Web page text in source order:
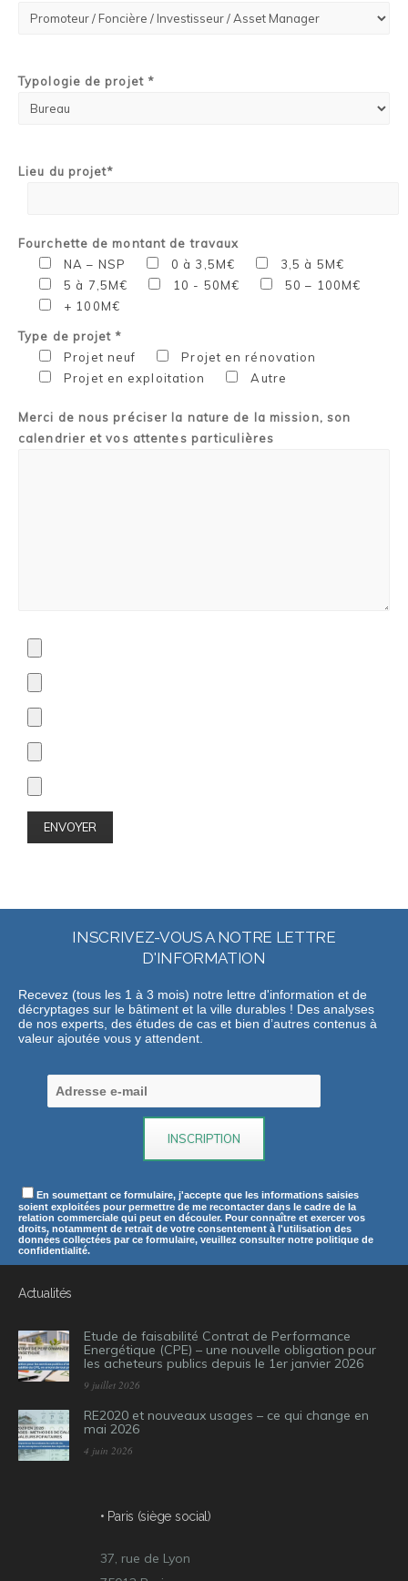
Typologie de projet *
Lieu du projet*
Fourchette de montant de travaux
NA – NSP
0 à 3,5M€
3,5 à 5M€
5 à 7,5M€
10 - 50M€
50 – 100M€
+ 100M€
Type de projet *
Projet neuf
Projet en rénovation
Projet en exploitation
Autre
Merci de nous préciser la nature de la mission, son
calendrier et vos attentes particulières
INSCRIVEZ-VOUS A NOTRE LETTRE
D'INFORMATION
Recevez (tous les 1 à 3 mois) notre lettre d'information et de
décryptages sur le bâtiment et la ville durables ! Des analyses
de nos experts, des études de cas et bien d’autres contenus à
valeur ajoutée vous y attendent.
En soumettant ce formulaire, j'accepte que les informations saisies
soient exploitées pour permettre de me recontacter dans le cadre de la
relation commerciale qui peut en découler. Pour connaître et exercer vos
droits, notamment de retrait de votre consentement à l'utilisation des
données collectées par ce formulaire, veuillez consulter notre politique de
confidentialité.
Actualités
Etude de faisabilité Contrat de Performance
Energétique (CPE) – une nouvelle obligation pour
les acheteurs publics depuis le 1er janvier 2026
9 juillet 2026
RE2020 et nouveaux usages – ce qui change en
mai 2026
4 juin 2026
• Paris (siège social)
37, rue de Lyon